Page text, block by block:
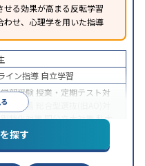
る効果が高まる反転学習
わせ、心理学を用いた指導
イン指導 自立学習
部受験 授業・定期テスト対
の定着
特化対策国公立大対策私大
英検(英語検定)対策
その
探す